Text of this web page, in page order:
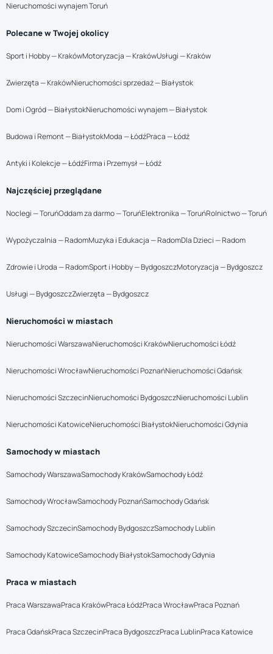
Nieruchomości wynajem Toruń
Polecane w Twojej okolicy
Sport i Hobby — KrakówMotoryzacja — KrakówUsługi — Kraków
Zwierzęta — KrakówNieruchomości sprzedaż — Białystok
Dom i Ogród — BiałystokNieruchomości wynajem — Białystok
Budowa i Remont — BiałystokModa — ŁódźPraca — Łódź
Antyki i Kolekcje — ŁódźFirma i Przemysł — Łódź
Najczęściej przeglądane
Noclegi — ToruńOddam za darmo — ToruńElektronika — ToruńRolnictwo — Toruń
Wypożyczalnia — RadomMuzyka i Edukacja — RadomDla Dzieci — Radom
Zdrowie i Uroda — RadomSport i Hobby — BydgoszczMotoryzacja — Bydgoszcz
Usługi — BydgoszczZwierzęta — Bydgoszcz
Nieruchomości w miastach
Nieruchomości WarszawaNieruchomości KrakówNieruchomości Łódź
Nieruchomości WrocławNieruchomości PoznańNieruchomości Gdańsk
Nieruchomości SzczecinNieruchomości BydgoszczNieruchomości Lublin
Nieruchomości KatowiceNieruchomości BiałystokNieruchomości Gdynia
Samochody w miastach
Samochody WarszawaSamochody KrakówSamochody Łódź
Samochody WrocławSamochody PoznańSamochody Gdańsk
Samochody SzczecinSamochody BydgoszczSamochody Lublin
Samochody KatowiceSamochody BiałystokSamochody Gdynia
Praca w miastach
Praca WarszawaPraca KrakówPraca ŁódźPraca WrocławPraca Poznań
Praca GdańskPraca SzczecinPraca BydgoszczPraca LublinPraca Katowice